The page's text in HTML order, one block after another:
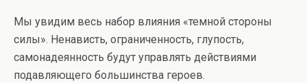
Мы увидим весь набор влияния «темной стороны
силы». Ненависть, ограниченность, глупость,
самонадеянность будут управлять действиями
подавляющего большинства героев.